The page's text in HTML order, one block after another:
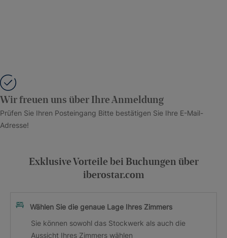
Wir freuen uns über Ihre Anmeldung
Prüfen Sie Ihren Posteingang Bitte bestätigen Sie Ihre E-Mail-
Adresse!
Exklusive Vorteile bei Buchungen über
iberostar.com
Wählen Sie die genaue Lage Ihres Zimmers
Sie können sowohl das Stockwerk als auch die
Aussicht Ihres Zimmers wählen